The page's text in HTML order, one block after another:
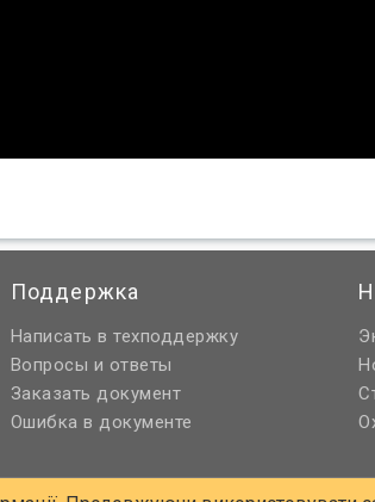
Поддержка
Написать в техподдержку
Вопросы и ответы
Заказать документ
Ошибка в документе